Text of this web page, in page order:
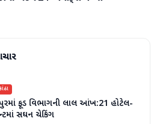
ફૂડ વિભાગની લાલ આંખ:21 હોટેલ-
સઘન ચેકિંગ